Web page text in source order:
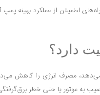
اطمینان از عملکرد بهینه
دارد؟
می‌دهد، مصرف انرژی را کاهش
به موتور یا حتی خطر